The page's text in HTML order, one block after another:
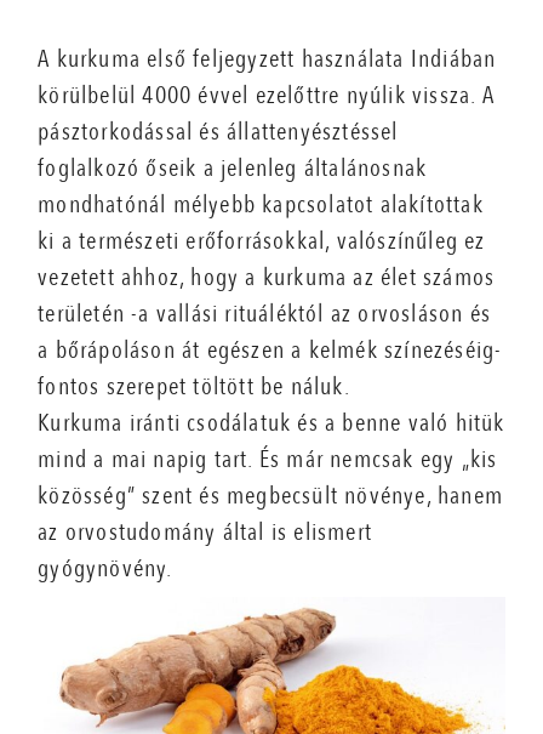
A kurkuma első feljegyzett használata Indiában
körülbelül 4000 évvel ezelőttre nyúlik vissza. A
pásztorkodással és állattenyésztéssel
foglalkozó őseik a jelenleg általánosnak
mondhatónál mélyebb kapcsolatot alakítottak
ki a természeti erőforrásokkal, valószínűleg ez
vezetett ahhoz, hogy a kurkuma az élet számos
területén -a vallási rituáléktól az orvosláson és
a bőrápoláson át egészen a kelmék színezéséig-
fontos szerepet töltött be náluk.
Kurkuma iránti csodálatuk és a benne való hitük
mind a mai napig tart. És már nemcsak egy „kis
közösség” szent és megbecsült növénye, hanem
az orvostudomány által is elismert
gyógynövény.